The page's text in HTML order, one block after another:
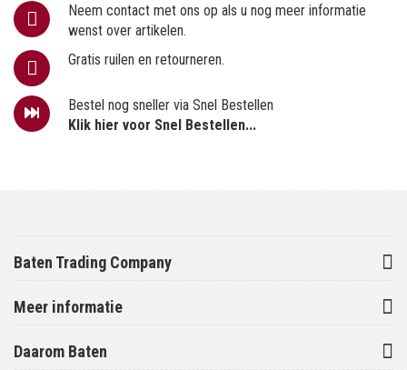
Neem contact met ons op als u nog meer informatie
wenst over artikelen.
Gratis ruilen en retourneren.
Bestel nog sneller via Snel Bestellen
Klik hier voor Snel Bestellen...
Baten Trading Company
Meer informatie
Daarom Baten